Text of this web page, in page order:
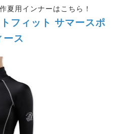
夏用インナーはこちら！
フィット サマースポ
ース